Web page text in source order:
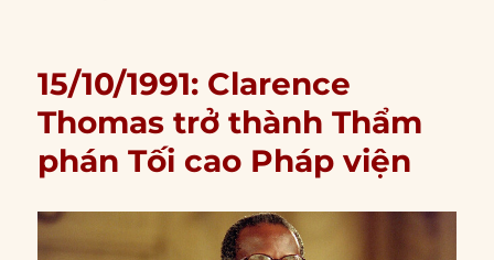
15/10/1991: Clarence
Thomas trở thành Thẩm
phán Tối cao Pháp viện